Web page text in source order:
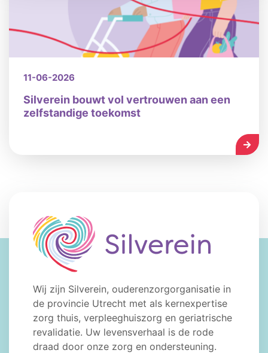
11-06-2026
Silverein bouwt vol vertrouwen aan een
zelfstandige toekomst
Wij zijn Silverein, ouderenzorgorganisatie in
de provincie Utrecht met als kernexpertise
zorg thuis, verpleeghuiszorg en geriatrische
revalidatie. Uw levensverhaal is de rode
draad door onze zorg en ondersteuning.